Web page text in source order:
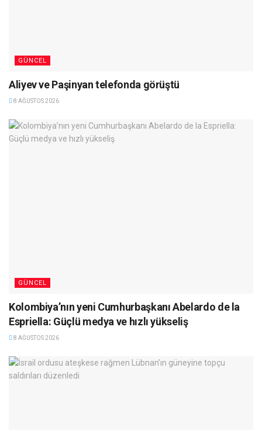
GÜNCEL
Aliyev ve Paşinyan telefonda görüştü
8 AĞUSTOS 2026
GÜNCEL
Kolombiya’nın yeni Cumhurbaşkanı Abelardo de la
Espriella: Güçlü medya ve hızlı yükseliş
8 AĞUSTOS 2026